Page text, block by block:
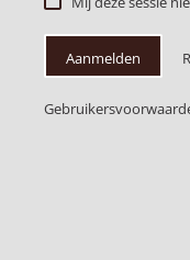
Aanmelden